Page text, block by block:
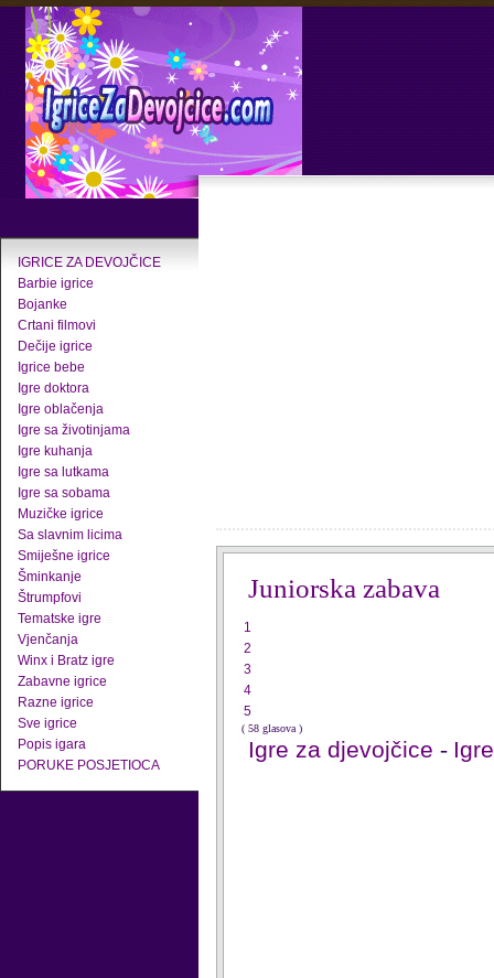
IGRICE ZA DEVOJČICE
Barbie igrice
Bojanke
Crtani filmovi
Dečije igrice
Igrice bebe
Igre doktora
Igre oblačenja
Igre sa životinjama
Igre kuhanja
Igre sa lutkama
Igre sa sobama
Muzičke igrice
Sa slavnim licima
Smiješne igrice
Šminkanje
Štrumpfovi
Tematske igre
Vjenčanja
Winx i Bratz igre
Zabavne igrice
Razne igrice
Sve igrice
Popis igara
PORUKE POSJETIOCA
Juniorska zabava
1
2
3
4
5
( 58 glasova )
Igre za djevojčice -